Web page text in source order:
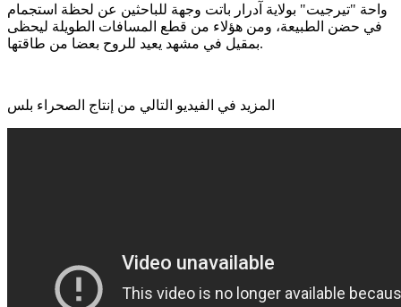
واحة "تيرجيت" بولاية آدرار باتت وجهة للباحثين عن لحظة استجمام
في حضن الطبيعة، ومن هؤلاء من قطع المسافات الطويلة ليحظى
بمقيل في مشهد يعيد للروح بعضا من طاقتها.
المزيد في الفيديو التالي من إنتاج الصحراء بلس